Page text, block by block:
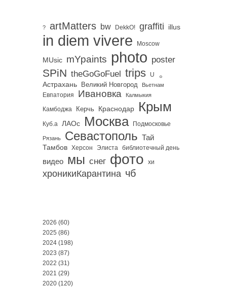
? artMatters bw DekkO! graffiti illus
in diem vivere Moscow
MUsic mYpaints photo poster
SPiN theGoGoFuel trips U 。
Астрахань Великий Новгород Вьетнам
Евпатория Ивановка Калмыкия
Камбоджа Керчь Краснодар Крым
Куб.а ЛАОс Москва Подмосковье
Рязань Севастополь Тай
Тамбов Херсон Элиста библиотечный день
видео мы снег фото хи
хроникиКарантина чб
2026 (60)
2025 (86)
2024 (198)
2023 (87)
2022 (31)
2021 (29)
2020 (120)